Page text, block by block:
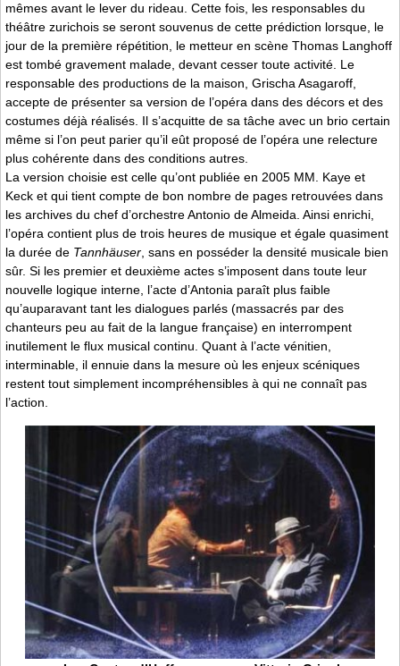
mêmes avant le lever du rideau. Cette fois, les responsables du
théâtre zurichois se seront souvenus de cette prédiction lorsque, le
jour de la première répétition, le metteur en scène Thomas Langhoff
est tombé gravement malade, devant cesser toute activité. Le
responsable des productions de la maison, Grischa Asagaroff,
accepte de présenter sa version de l’opéra dans des décors et des
costumes déjà réalisés. Il s’acquitte de sa tâche avec un brio certain
même si l’on peut parier qu’il eût proposé de l’opéra une relecture
plus cohérente dans des conditions autres.
La version choisie est celle qu’ont publiée en 2005 MM. Kaye et
Keck et qui tient compte de bon nombre de pages retrouvées dans
les archives du chef d’orchestre Antonio de Almeida. Ainsi enrichi,
l’opéra contient plus de trois heures de musique et égale quasiment
la durée de Tannhäuser, sans en posséder la densité musicale bien
sûr. Si les premier et deuxième actes s’imposent dans toute leur
nouvelle logique interne, l’acte d’Antonia paraît plus faible
qu’auparavant tant les dialogues parlés (massacrés par des
chanteurs peu au fait de la langue française) en interrompent
inutilement le flux musical continu. Quant à l’acte vénitien,
interminable, il ennuie dans la mesure où les enjeux scéniques
restent tout simplement incompréhensibles à qui ne connaît pas
l’action.